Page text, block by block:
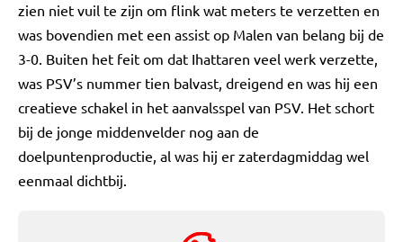
zien niet vuil te zijn om flink wat meters te verzetten en
was bovendien met een assist op Malen van belang bij de
3-0. Buiten het feit om dat Ihattaren veel werk verzette,
was PSV’s nummer tien balvast, dreigend en was hij een
creatieve schakel in het aanvalsspel van PSV. Het schort
bij de jonge middenvelder nog aan de
doelpuntenproductie, al was hij er zaterdagmiddag wel
eenmaal dichtbij.